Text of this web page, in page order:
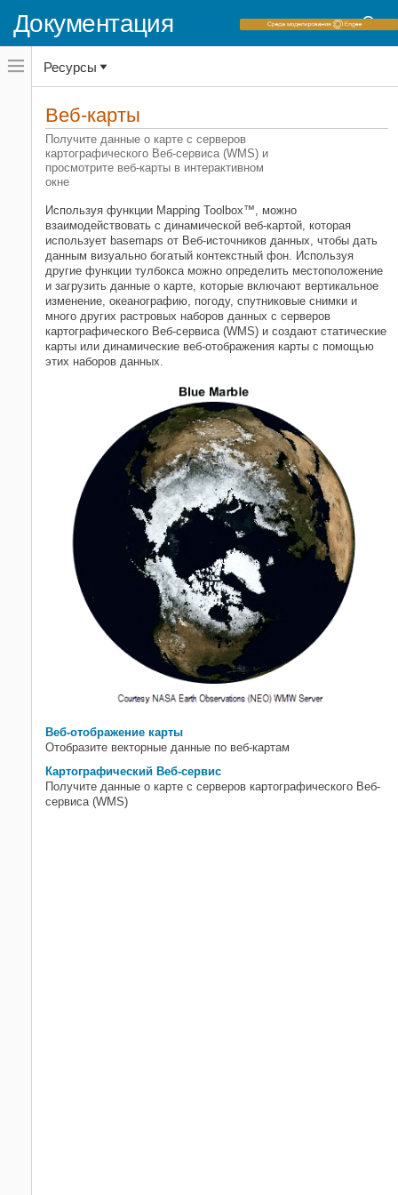
Документация
Переключатель
навигационного
меню
переключатель
навигационного
Mapping Toolbox
Категория
Начало работы с Mapping Toolbox
Веб-карты
Веб-отображение карты
Картографический Веб-сервис
Сопоставьте отображение
Анализ данных
Геометрическая геодезия
Системы координат
Ресурсы
Веб-карты
Получите данные о карте с серверов
картографического Веб-сервиса (WMS) и
просмотрите веб-карты в интерактивном
окне
Используя функции Mapping Toolbox™, можно
взаимодействовать с динамической веб-картой, которая
использует basemaps от Веб-источников данных, чтобы дать
данным визуально богатый контекстный фон. Используя
другие функции тулбокса можно определить местоположение
и загрузить данные о карте, которые включают вертикальное
изменение, океанографию, погоду, спутниковые снимки и
много других растровых наборов данных с серверов
картографического Веб-сервиса (WMS) и создают статические
карты или динамические веб-отображения карты с помощью
этих наборов данных.
Веб-отображение карты
Отобразите векторные данные по веб-картам
Картографический Веб-сервис
Получите данные о карте с серверов картографического Веб-
сервиса (WMS)